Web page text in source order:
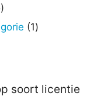
5
producten
11
soort licentie